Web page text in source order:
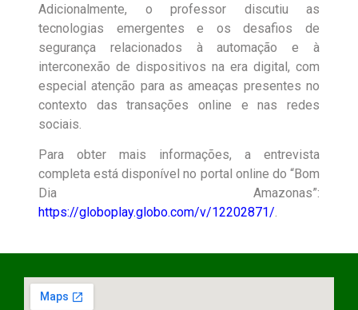
Adicionalmente, o professor discutiu as
tecnologias emergentes e os desafios de
segurança relacionados à automação e à
interconexão de dispositivos na era digital, com
especial atenção para as ameaças presentes no
contexto das transações online e nas redes
sociais.
Para obter mais informações, a entrevista
completa está disponível no portal online do “Bom
Dia Amazonas”:
https://globoplay.globo.com/v/12202871/.